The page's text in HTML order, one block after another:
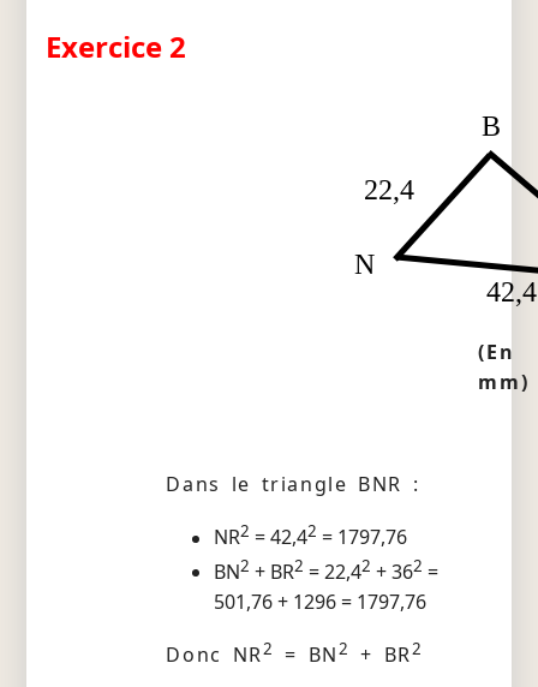
Exercice 2
B
N
22,4
42,4
(En
mm)
Dans le triangle BNR :
NR2 = 42,42 = 1797,76
BN2 + BR2 = 22,42 + 362 =
501,76 + 1296 = 1797,76
Donc NR2 = BN2 + BR2